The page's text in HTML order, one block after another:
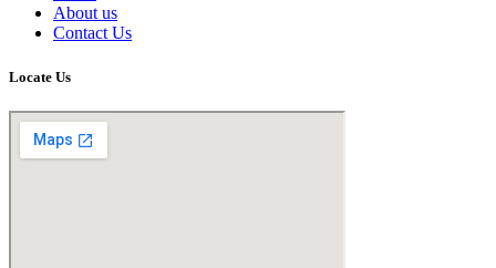
About us
Contact Us
Locate Us